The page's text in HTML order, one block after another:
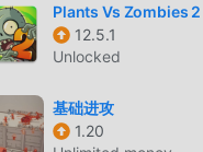
e comparado com os
com atualizações
Mantendo ao
diferentes tipos
de casual possam
Plants Vs Zombies 2
12.5.1
Unlocked
基础进攻
1.20